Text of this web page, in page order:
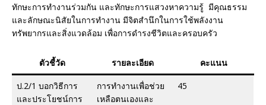
ทักษะการทำงานร่วมกัน และทักษะการแสวงหาความรู้ มีคุณธรรม
และลักษณะนิสัยในการทำงาน มีจิตสำนึกในการใช้พลังงาน
ทรัพยากรและสิ่งแวดล้อม เพื่อการดำรงชีวิตและครอบครัว
ตัวชี้วัด รายละเอียด คะแนน
ป.2/1 บอกวิธีการ
และประโยชน์การ
การทำงานเพื่อช่วย
เหลือตนเองและ
45